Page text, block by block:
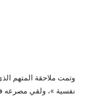
وتمت ملاحقة المتهم
نفسية »، ولقي مصرعه